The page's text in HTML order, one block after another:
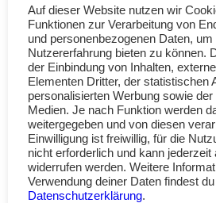
Marrakesh Brown Metallic –
Auf dieser Website nutzen wir
Funktionen zur Verarbeitung von
und personenbezogenen Daten,
Nutzererfahrung bieten zu können.
der Einbindung von Inhalten,
Elementen Dritter, der statistischen
personalisierten Werbung sowie
Medien. Je nach Funktion werden
weitergegeben und von diesen
Einwilligung ist freiwillig, für die
nicht erforderlich und kann jederzeit
widerrufen werden. Weitere
Verwendung deiner Daten findest
Datenschutzerklärung.